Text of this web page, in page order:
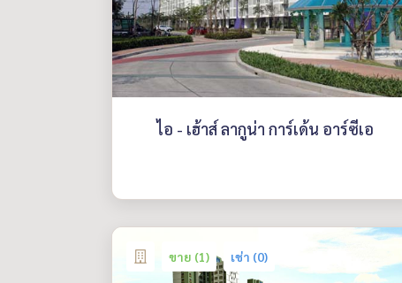
ไอ - เฮ้าส์ ลากูน่า การ์เด้น อาร์ซีเอ
ขาย (1) เช่า (0)